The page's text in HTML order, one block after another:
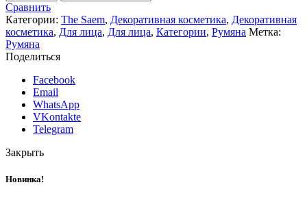
Сравнить
Категории: The Saem, Декоративная косметика, Декоративная
косметика, Для лица, Для лица, Категории, Румяна Метка:
Румяна
Поделиться
Facebook
Email
WhatsApp
VKontakte
Telegram
Закрыть
Новинка!